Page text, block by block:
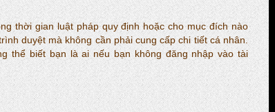
thời gian luật pháp quy định hoặc cho mục đích nào
duyệt mà không cần phải cung cấp chi tiết cá nhân.
thể biết bạn là ai nếu bạn không đăng nhập vào tài